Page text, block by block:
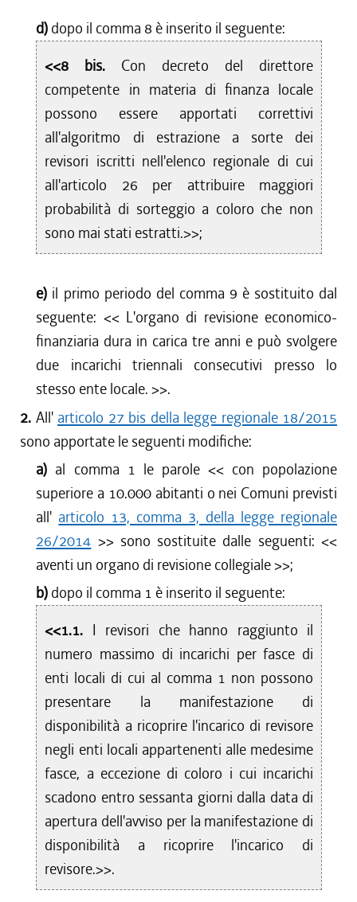
d) dopo il comma 8 è inserito il seguente:
<<8 bis. Con decreto del direttore
competente in materia di finanza locale
possono essere apportati correttivi
all'algoritmo di estrazione a sorte dei
revisori iscritti nell'elenco regionale di cui
all'articolo 26 per attribuire maggiori
probabilità di sorteggio a coloro che non
sono mai stati estratti.>>;
e) il primo periodo del comma 9 è sostituito dal
seguente: << L'organo di revisione economico-
finanziaria dura in carica tre anni e può svolgere
due incarichi triennali consecutivi presso lo
stesso ente locale. >>.
2. All' articolo 27 bis della legge regionale 18/2015
sono apportate le seguenti modifiche:
a) al comma 1 le parole << con popolazione
superiore a 10.000 abitanti o nei Comuni previsti
all' articolo 13, comma 3, della legge regionale
26/2014 >> sono sostituite dalle seguenti: <<
aventi un organo di revisione collegiale>>;
b) dopo il comma 1 è inserito il seguente:
<<1.1. I revisori che hanno raggiunto il
numero massimo di incarichi per fasce di
enti locali di cui al comma 1 non possono
presentare la manifestazione di
disponibilità a ricoprire l'incarico di revisore
negli enti locali appartenenti alle medesime
fasce, a eccezione di coloro i cui incarichi
scadono entro sessanta giorni dalla data di
apertura dell'avviso per la manifestazione di
disponibilità a ricoprire l'incarico di
revisore.>>.